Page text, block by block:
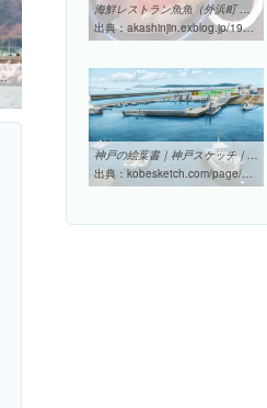
海鮮レストラン魚魚（外浜町 ナナ・ファーム須磨 2F） : 明石～兵庫探検
出典： akashinjin.exblog.jp/19904795
神戸の絵葉書｜神戸スケッチ｜須磨港
出典： kobesketch.com/page/gallery_k/gallery_k10.html
大雄丸 神戸須磨